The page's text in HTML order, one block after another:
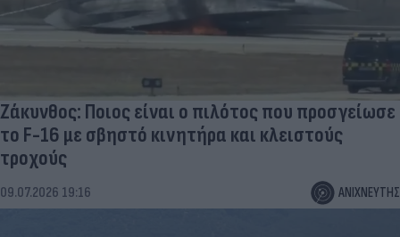
Ζάκυνθος: Ποιος είναι ο πιλότος που προσγείωσε
το F-16 με σβηστό κινητήρα και κλειστούς
τροχούς
09.07.2026 19:16 ΑΝΙΧΝΕΥΤΗΣ